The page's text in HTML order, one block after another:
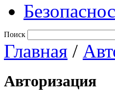
Поиск
Главная /
Авторизация